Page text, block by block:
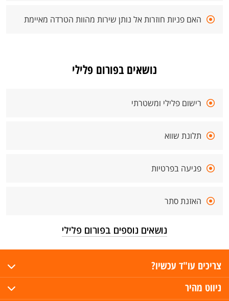
האם פניות חוזרות אל נותן שירות מהוות הטרדה מאיימת
נושאים בפורום פלילי
רישום פלילי ומשטרתי
תלונת שווא
פגיעה בפרטיות
האזנת סתר
נושאים נוספים בפורום פלילי
צריכים עו"ד עכשיו?
ניווט מהיר